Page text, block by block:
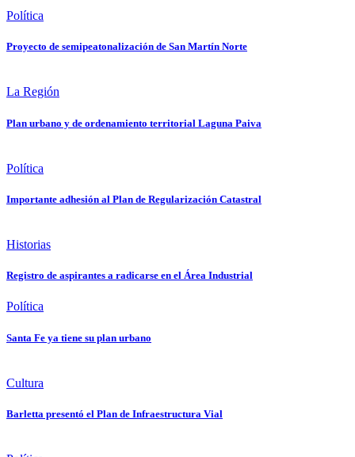
Política
Proyecto de semipeatonalización de San Martín Norte
La Región
Plan urbano y de ordenamiento territorial Laguna Paiva
Política
Importante adhesión al Plan de Regularización Catastral
Historias
Registro de aspirantes a radicarse en el Área Industrial
Política
Santa Fe ya tiene su plan urbano
Cultura
Barletta presentó el Plan de Infraestructura Vial